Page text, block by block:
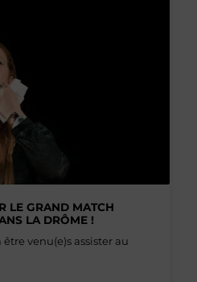
LE GRAND MATCH
LA DRÔME !
venu(e)s assister au